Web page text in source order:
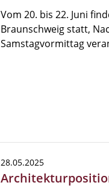
Vom 20. bis 22. Juni
Braunschweig statt,
Samstagvormittag
28.05.2025